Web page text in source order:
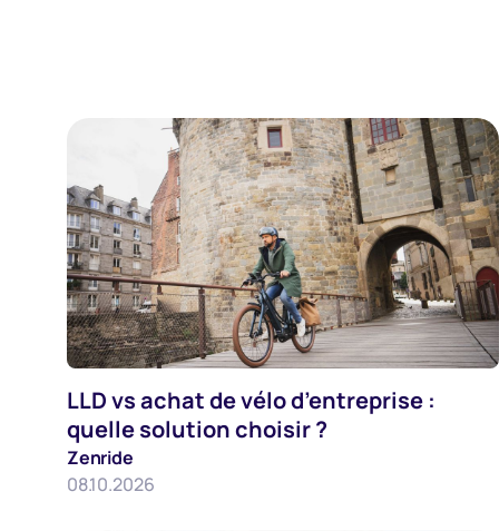
Employeurs
LLD vs achat de vélo d’entreprise :
quelle solution choisir ?
Zenride
08.10.2026